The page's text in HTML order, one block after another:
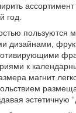
год.
пользуются
дизайнами,
к
магнит
эстетичную